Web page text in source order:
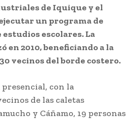
de Iquique y el
un programa de
escolares. La
en 2010, beneficiando a la
vecinos del borde costero.
con la
de las caletas
y Cáñamo, 19 personas